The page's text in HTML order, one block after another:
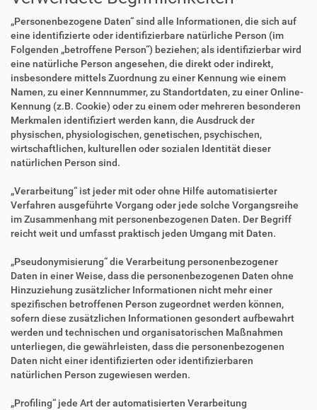
„Personenbezogene Daten“ sind alle Informationen, die sich auf
eine identifizierte oder identifizierbare natürliche Person (im
Folgenden „betroffene Person“) beziehen; als identifizierbar wird
eine natürliche Person angesehen, die direkt oder indirekt,
insbesondere mittels Zuordnung zu einer Kennung wie einem
Namen, zu einer Kennnummer, zu Standortdaten, zu einer Online-
Kennung (z.B. Cookie) oder zu einem oder mehreren besonderen
Merkmalen identifiziert werden kann, die Ausdruck der
physischen, physiologischen, genetischen, psychischen,
wirtschaftlichen, kulturellen oder sozialen Identität dieser
natürlichen Person sind.
„Verarbeitung“ ist jeder mit oder ohne Hilfe automatisierter
Verfahren ausgeführte Vorgang oder jede solche Vorgangsreihe
im Zusammenhang mit personenbezogenen Daten. Der Begriff
reicht weit und umfasst praktisch jeden Umgang mit Daten.
„Pseudonymisierung“ die Verarbeitung personenbezogener
Daten in einer Weise, dass die personenbezogenen Daten ohne
Hinzuziehung zusätzlicher Informationen nicht mehr einer
spezifischen betroffenen Person zugeordnet werden können,
sofern diese zusätzlichen Informationen gesondert aufbewahrt
werden und technischen und organisatorischen Maßnahmen
unterliegen, die gewährleisten, dass die personenbezogenen
Daten nicht einer identifizierten oder identifizierbaren
natürlichen Person zugewiesen werden.
„Profiling“ jede Art der automatisierten Verarbeitung